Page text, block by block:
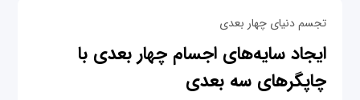
تجسم دنیای چهار بعدی
ایجاد سایه‌های اجسام چهار بعدی با
چاپگرهای سه بعدی